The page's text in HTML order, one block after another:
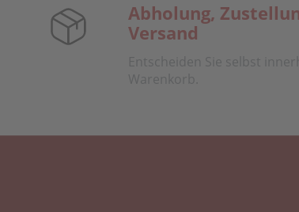
Abholung,
Versand
Entscheiden Sie selbst
Warenkorb.